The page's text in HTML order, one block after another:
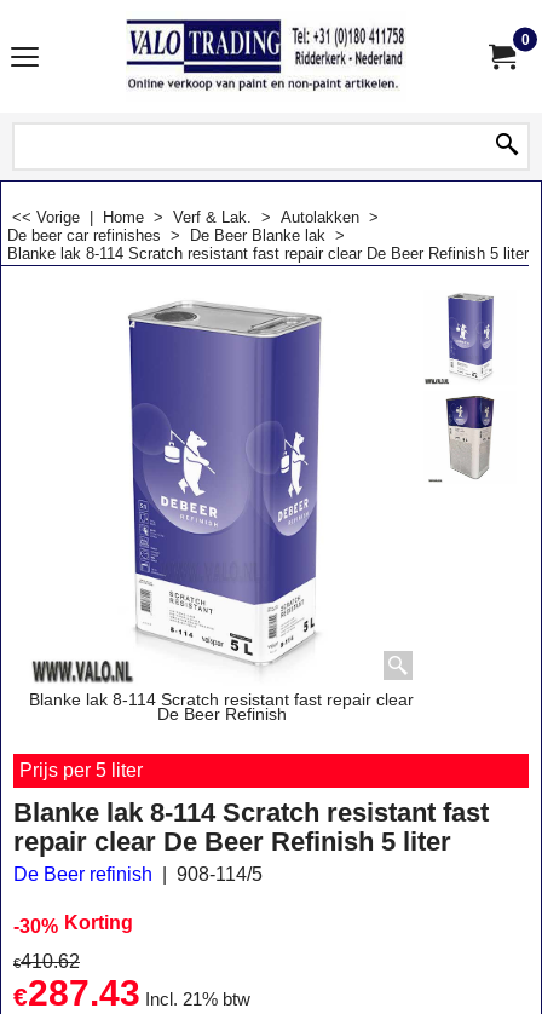
0
<< Vorige Home > Verf & Lak. > Autolakken >
De beer car refinishes > De Beer Blanke lak >
Blanke lak 8-114 Scratch resistant fast repair clear De Beer Refinish 5 liter
Blanke lak 8-114 Scratch resistant fast repair clear
De Beer Refinish
Prijs per 5 liter
Blanke lak 8-114 Scratch resistant fast
repair clear De Beer Refinish 5 liter
De Beer refinish 908-114/5
-30% Korting
€410.62
€287.43
Incl. 21% btw